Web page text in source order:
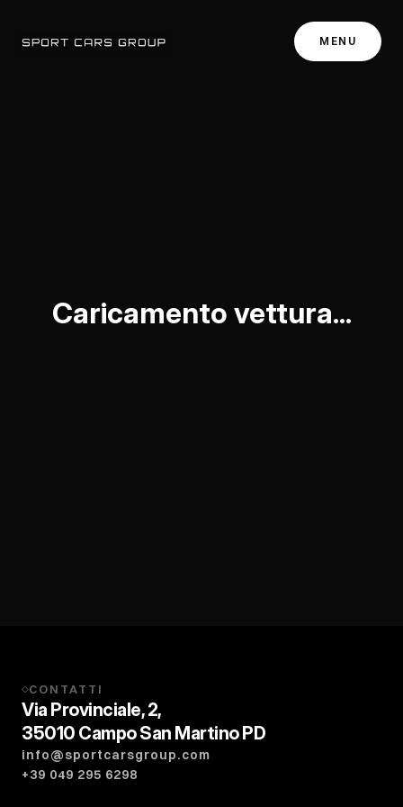
MENU
Caricamento vettura...
◇CONTATTI
Via Provinciale, 2,
35010 Campo San Martino PD
info@sportcarsgroup.com
+39 049 295 6298